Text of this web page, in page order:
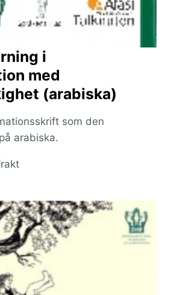
i
med
(arabiska)
som den
arabiska.